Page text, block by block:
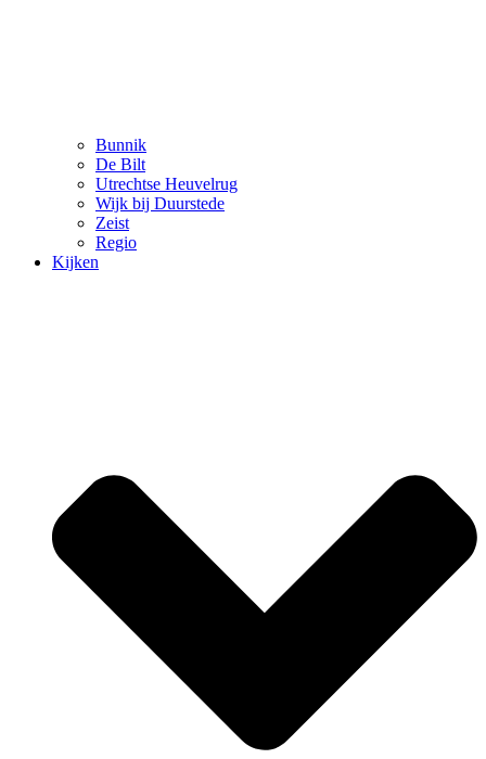
Bunnik
De Bilt
Utrechtse Heuvelrug
Wijk bij Duurstede
Zeist
Regio
Kijken